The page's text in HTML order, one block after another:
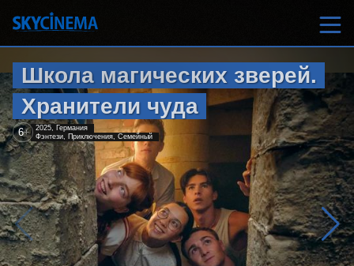
Школа магических зверей.
Хранители чуда
6+
2025, Германия
Фэнтези, Приключения, Семейный